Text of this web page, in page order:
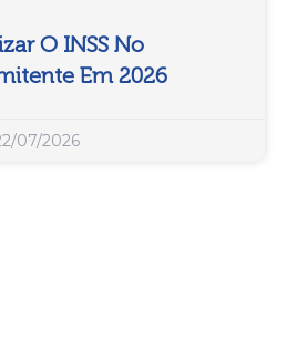
O INSS No
Em 2026
07/2026